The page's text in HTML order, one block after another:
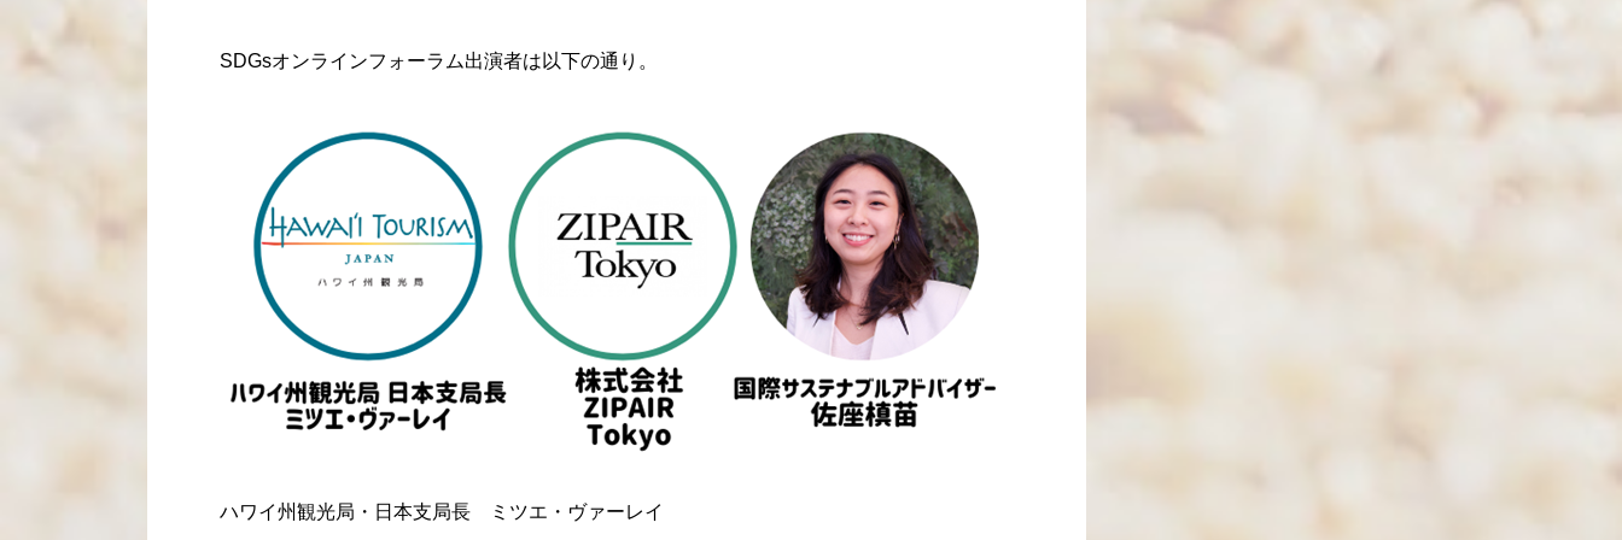
SDGsオンラインフォーラム出演者は以下の通り。
ハワイ州観光局・日本支局長 ミツエ・ヴァーレイ